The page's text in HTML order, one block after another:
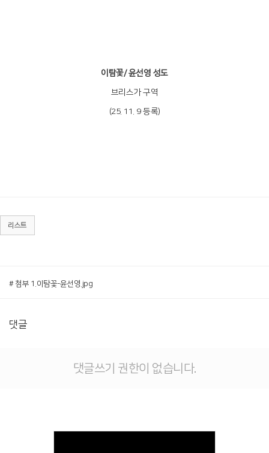
이탐꽃/ 윤선영 성도
브리스가 구역
(25. 11. 9 등록)
리스트
# 첨부 1.이탐꽃-윤선영.jpg
댓글
댓글쓰기 권한이 없습니다.